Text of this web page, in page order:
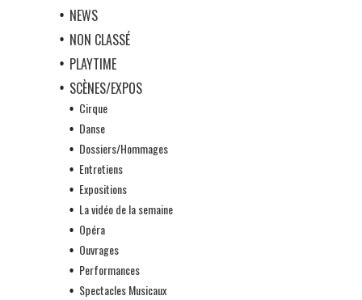
NEWS
NON CLASSÉ
PLAYTIME
SCÈNES/EXPOS
Cirque
Danse
Dossiers/Hommages
Entretiens
Expositions
La vidéo de la semaine
Opéra
Ouvrages
Performances
Spectacles Musicaux